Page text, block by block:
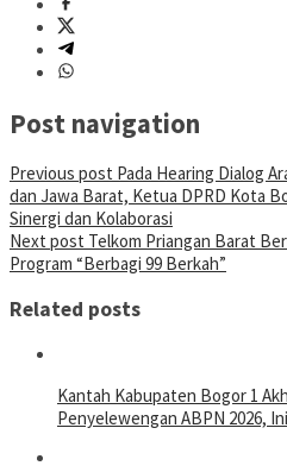
Post navigation
Previous post Pada Hearing Dialog
dan Jawa Barat, Ketua DPRD Kota
Sinergi dan Kolaborasi
Next post Telkom Priangan Barat
Program “Berbagi 99 Berkah”
Related posts
Kantah Kabupaten Bogor 1
Penyelewengan ABPN 2026,